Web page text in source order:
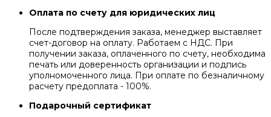
Оплата по счету для юридических лиц
После подтверждения заказа, менеджер выставляет
счет-договор на оплату. Работаем с НДС. При
получении заказа, оплаченного по счету, необходима
печать или доверенность организации и подпись
уполномоченного лица. При оплате по безналичному
расчету предоплата - 100%.
Подарочный сертификат